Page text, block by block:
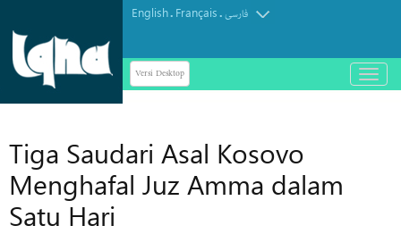
English. Français.فارسی
Versi Desktop
باز
و
Tiga Saudari Asal Kosovo
Menghafal Juz Amma dalam
Satu Hari